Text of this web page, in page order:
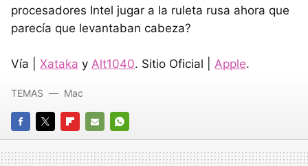
procesadores Intel jugar a la ruleta rusa ahora que
parecía que levantaban cabeza?
Vía | Xataka y Alt1040. Sitio Oficial | Apple.
FACEBOOK
TWITTERFLIPBOARD
E-
MAIL
WHATSAPP
TEMAS Mac